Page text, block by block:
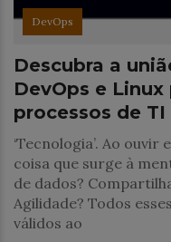
DevOps
Descubra a
DevOps e
processos de TI
‘Tecnologia’. Ao
coisa que surge à
de dados?
Agilidade? Todos
válidos ao